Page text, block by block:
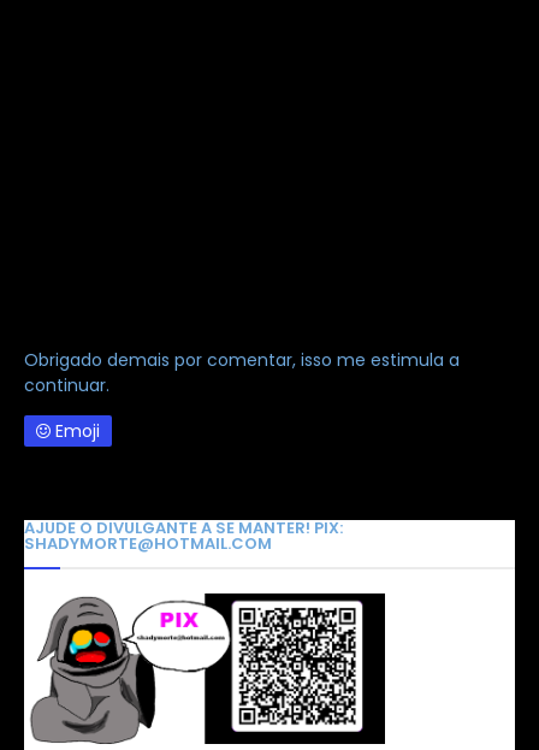
Obrigado demais por comentar, isso me estimula a
continuar.
Emoji
AJUDE O DIVULGANTE A SE MANTER! PIX:
SHADYMORTE@HOTMAIL.COM